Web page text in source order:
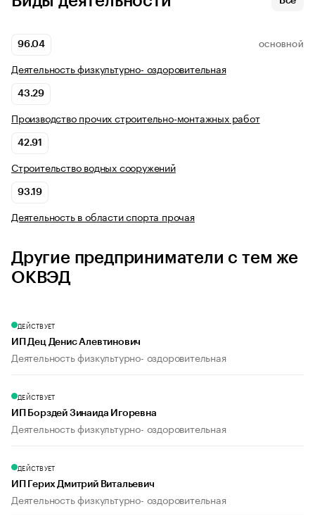
96.04 ОСНОВНОЙ
Деятельность физкультурно- оздоровительная
43.29
Производство прочих строительно-монтажных работ
42.91
Строительство водных сооружений
93.19
Деятельность в области спорта прочая
Другие предприниматели с тем же
ОКВЭД
ДЕЙСТВУЕТ
ИП Дец Денис Алевтинович
Деятельность физкультурно- оздоровительная
ДЕЙСТВУЕТ
ИП Борздей Зинаида Игоревна
Деятельность физкультурно- оздоровительная
ДЕЙСТВУЕТ
ИП Герих Дмитрий Витальевич
Деятельность физкультурно- оздоровительная